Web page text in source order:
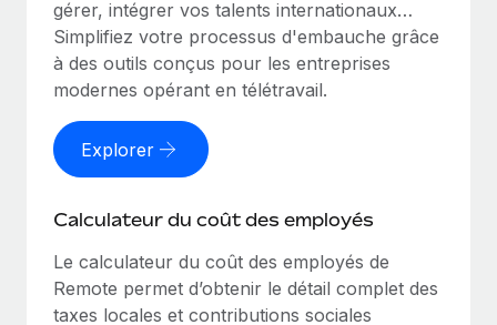
gérer, intégrer vos talents internationaux…
Simplifiez votre processus d'embauche grâce
à des outils conçus pour les entreprises
modernes opérant en télétravail.
Explorer
Calculateur du coût des employés
Le calculateur du coût des employés de
Remote permet d’obtenir le détail complet des
taxes locales et contributions sociales